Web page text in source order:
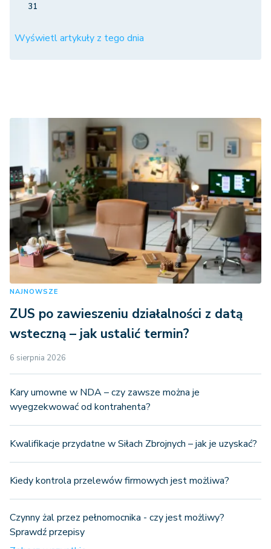
31
Wyświetl artykuły z tego dnia
NAJNOWSZE
ZUS po zawieszeniu działalności z datą
wsteczną – jak ustalić termin?
6 sierpnia 2026
Kary umowne w NDA – czy zawsze można je
wyegzekwować od kontrahenta?
Kwalifikacje przydatne w Siłach Zbrojnych – jak je uzyskać?
Kiedy kontrola przelewów firmowych jest możliwa?
Czynny żal przez pełnomocnika - czy jest możliwy?
Sprawdź przepisy